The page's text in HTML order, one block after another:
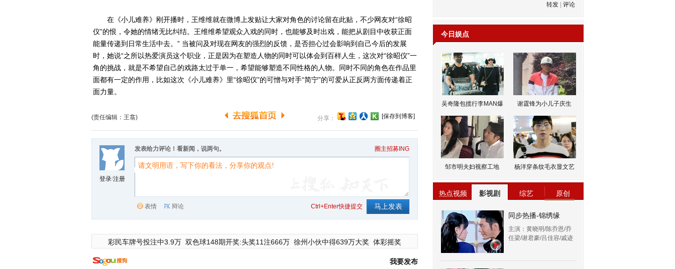
在《小儿难养》刚开播时，王维维就在微博上发贴让大家对角色的讨论留在此贴，不少网友对“徐昭
仪”的恨，令她的情绪无比纠结。王维维希望观众入戏的同时，也能够及时出戏，能把从剧目中收获正面
能量传递到日常生活中去。” 当被问及对现在网友的强烈的反馈，是否担心过会影响到自己今后的发展
时，她说“之所以热爱演员这个职业，正是因为在塑造人物的同时可以体会到百样人生，这次对“徐昭仪”一
角的挑战，就是不希望自己的戏路太过于单一，希望能够塑造不同性格的人物。同时不同的角色在作品里
面都有一定的作用，比如这次《小儿难养》里“徐昭仪”的可憎与对手“简宁”的可爱从正反两方面传递着正
面力量。
(责任编辑：王翕) 分享： [保存到博客]
登录/注册
发表给力评论！看新闻，说两句。 圈主招募ING
表情 辩论 Ctrl+Enter快捷提交
彩民车牌号投注中3.9万 双色球148期开奖:头奖11注666万 徐州小伙中得639万大奖 体彩摇奖
我要发布
转发
评论
今日娱点
吴奇隆包揽行李MAN爆 谢霆锋为小儿子庆生
邹市明夫妇视察工地 杨洋穿条纹毛衣显文艺
热点视频 影视剧 综艺 原创
同步热播-锦绣缘
主演：黄晓明/陈乔恩/乔
任梁/谢君豪/吕佳容/戚迹